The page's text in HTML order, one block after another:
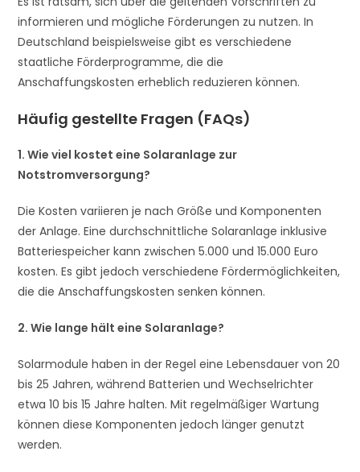
informieren und mögliche Förderungen zu nutzen. In
Deutschland beispielsweise gibt es verschiedene
staatliche Förderprogramme, die die
Anschaffungskosten erheblich reduzieren können.
Häufig gestellte Fragen (FAQs)
1. Wie viel kostet eine Solaranlage zur
Notstromversorgung?
Die Kosten variieren je nach Größe und Komponenten
der Anlage. Eine durchschnittliche Solaranlage inklusive
Batteriespeicher kann zwischen 5.000 und 15.000 Euro
kosten. Es gibt jedoch verschiedene Fördermöglichkeiten,
die die Anschaffungskosten senken können.
2. Wie lange hält eine Solaranlage?
Solarmodule haben in der Regel eine Lebensdauer von 20
bis 25 Jahren, während Batterien und Wechselrichter
etwa 10 bis 15 Jahre halten. Mit regelmäßiger Wartung
können diese Komponenten jedoch länger genutzt
werden.